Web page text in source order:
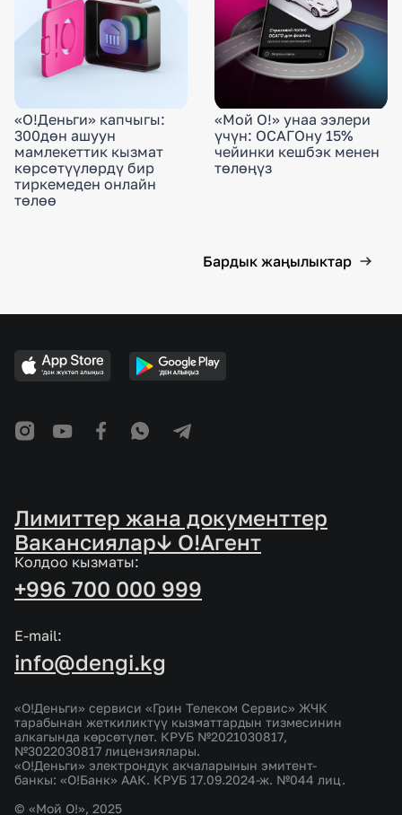
«О!Деньги» капчыгы:
300дөн ашуун
мамлекеттик кызмат
көрсөтүүлөрдү бир
тиркемеден онлайн
төлөө
«Мой О!» унаа ээлери
үчүн: ОСАГОну 15%
чейинки кешбэк менен
төлөңүз
Бардык жаңылыктар
Лимиттер жана документтер
Вакансиялар↓ O!Агент
Колдоо кызматы:
+996 700 000 999
E-mail:
info@dengi.kg
«О!Деньги» сервиси «Грин Телеком Сервис» ЖЧК
тарабынан жеткиликтүү кызматтардын тизмесинин
алкагында көрсөтүлөт. КРУБ №2021030817,
№3022030817 лицензиялары.
«О!Деньги» электрондук акчаларынын эмитент-
банкы: «О!Банк» ААК. КРУБ 17.09.2024-ж. №044 лиц.
© «Мой О!», 2025